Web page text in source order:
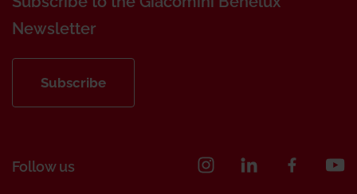
Newsletter
Subscribe
Follow us